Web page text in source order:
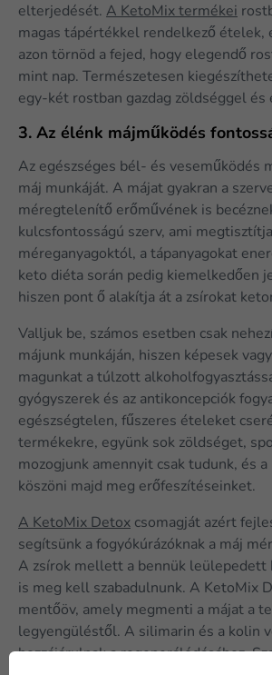
elterjedését. A KetoMix termékei
magas tápértékkel rendelkező ételek,
azon törnöd a fejed, hogy elegendő
mint nap. Természetesen
egy-két rostban gazdag zöldséggel
3. Az élénk májműködés
Az egészséges bél- és veseműködés
máj munkáját. A májat gyakran a
méregtelenítő erőművének is
kulcsfontosságú szerv, ami
méreganyagoktól, a tápanyagokat
keto diéta során pedig kiemelkedően
hiszen pont ő alakítja át a zsírokat
Valljuk be, számos esetben csak
májunk munkáján, hiszen képesek
magunkat a túlzott
gyógyszerek és az antikoncepciók
egészségtelen, fűszeres ételeket
termékekre, együnk sok zöldséget,
mozogjunk amennyit csak tudunk, és a
köszöni majd meg erőfeszítéseinket.
A KetoMix Detox csomagját azért
segítsünk a fogyókúrázóknak a máj
A zsírok mellett a bennük leülepedett
is meg kell szabadulnunk. A KetoMix
mentőöv, amely megmenti a májat a
legyengüléstől. A silimarin és a kolin
hozzájárulnak a regenerálódásához.